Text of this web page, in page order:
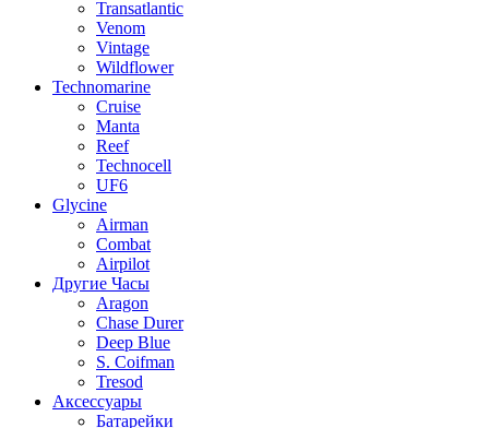
Transatlantic
Venom
Vintage
Wildflower
Technomarine
Cruise
Manta
Reef
Technocell
UF6
Glycine
Airman
Combat
Airpilot
Другие Часы
Aragon
Chase Durer
Deep Blue
S. Coifman
Tresod
Аксессуары
Батарейки